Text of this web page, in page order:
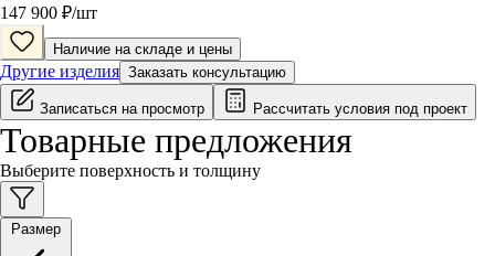
147 900 ₽/шт
Наличие на складе и цены
Другие изделия Заказать консультацию
Записаться на просмотр Рассчитать условия под проект
Товарные предложения
Выберите поверхность и толщину